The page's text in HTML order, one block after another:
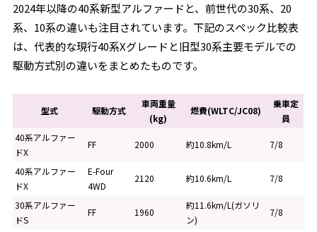
2024年以降の40系新型アルファードと、前世代の30系、20
系、10系の違いも注目されています。下記のスペック比較表
は、代表的な現行40系Xグレードと旧型30系主要モデルでの
駆動方式別の違いをまとめたものです。
型式 駆動方式
車両重量
(kg)
燃費(WLTC/JC08)
乗車定
員
40系アルファー
ドX
FF 2000 約10.8km/L 7/8
40系アルファー
ドX
E-Four
4WD
2120 約10.6km/L 7/8
30系アルファー
ドS
FF 1960
約11.6km/L(ガソリ
ン)
7/8